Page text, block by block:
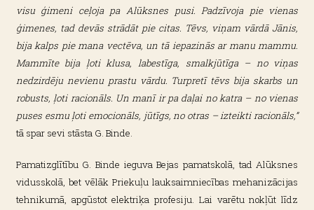
visu ģimeni ceļoja pa Alūksnes pusi. Padzīvoja pie vienas
ģimenes, tad devās strādāt pie citas. Tēvs, viņam vārdā Jānis,
bija kalps pie mana vectēva, un tā iepazinās ar manu mammu.
Mammīte bija ļoti klusa, labestīga, smalkjūtīga – no viņas
nedzirdēju nevienu prastu vārdu. Turpretī tēvs bija skarbs un
robusts, ļoti racionāls. Un manī ir pa daļai no katra – no vienas
puses esmu ļoti emocionāls, jūtīgs, no otras – izteikti racionāls,”
tā spar sevi stāsta G. Binde.
Pamatizglītību G. Binde ieguva Bejas pamatskolā, tad Alūksnes
vidusskolā, bet vēlāk Priekuļu lauksaimniecības mehanizācijas
tehnikumā, apgūstot elektriķa profesiju. Lai varētu nokļūt līdz